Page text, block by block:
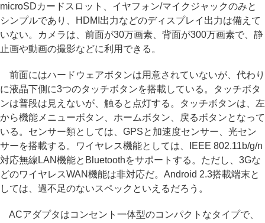
microSDカードスロット、イヤフォン/マイクジャックのみと
シンプルであり、HDMI出力などのディスプレイ出力は備えて
いない。カメラは、前面が30万画素、背面が300万画素で、静
止画や動画の撮影などに利用できる。
前面にはハードウェアボタンは用意されていないが、代わり
に液晶下側に3つのタッチボタンを搭載している。タッチボタ
ンは普段は見えないが、触ると点灯する。タッチボタンは、左
から機能メニューボタン、ホームボタン、戻るボタンとなって
いる。センサー類としては、GPSと加速度センサー、光セン
サーを搭載する。ワイヤレス機能としては、IEEE 802.11b/g/n
対応無線LAN機能とBluetoothをサポートする。ただし、3Gな
どのワイヤレスWAN機能は非対応だ。Android 2.3搭載端末と
しては、過不足のないスペックといえるだろう。
ACアダプタはコンセント一体型のコンパクトなタイプで、